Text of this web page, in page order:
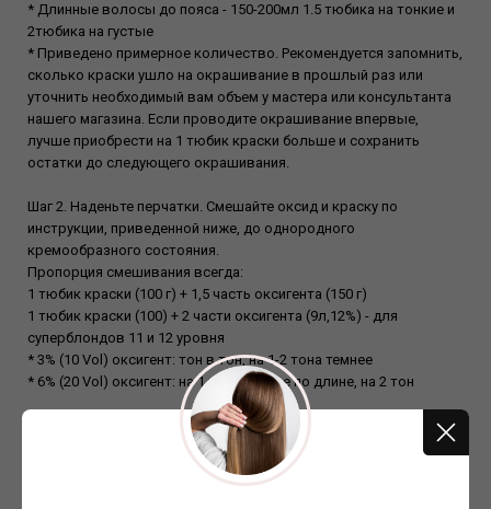
* Длинные волосы до пояса - 150-200мл 1.5 тюбика на тонкие и
2тюбика на густые
* Приведено примерное количество. Рекомендуется запомнить,
сколько краски ушло на окрашивание в прошлый раз или
уточнить необходимый вам объем у мастера или консультанта
нашего магазина. Если проводите окрашивание впервые,
лучше приобрести на 1 тюбик краски больше и сохранить
остатки до следующего окрашивания.
Шаг 2. Наденьте перчатки. Смешайте оксид и краску по
инструкции, приведенной ниже, до однородного
кремообразного состояния.
Пропорция смешивания всегда:
1 тюбик краски (100 г) + 1,5 часть оксигента (150 г)
1 тюбик краски (100) + 2 части оксигента (9л,12%) - для
суперблондов 11 и 12 уровня
* 3% (10 Vol) оксигент: тон в тон, на 1-2 тона темнее
* 6% (20 Vol) оксигент: на 1 тон светлее по длине, на 2 тон
Aqua(water), stearyl alcohol, propylene glycol, cetyl alcohol,
ceteareth-25, cocamide mea, ammonia, ceteth-2, polyquaternium-6,